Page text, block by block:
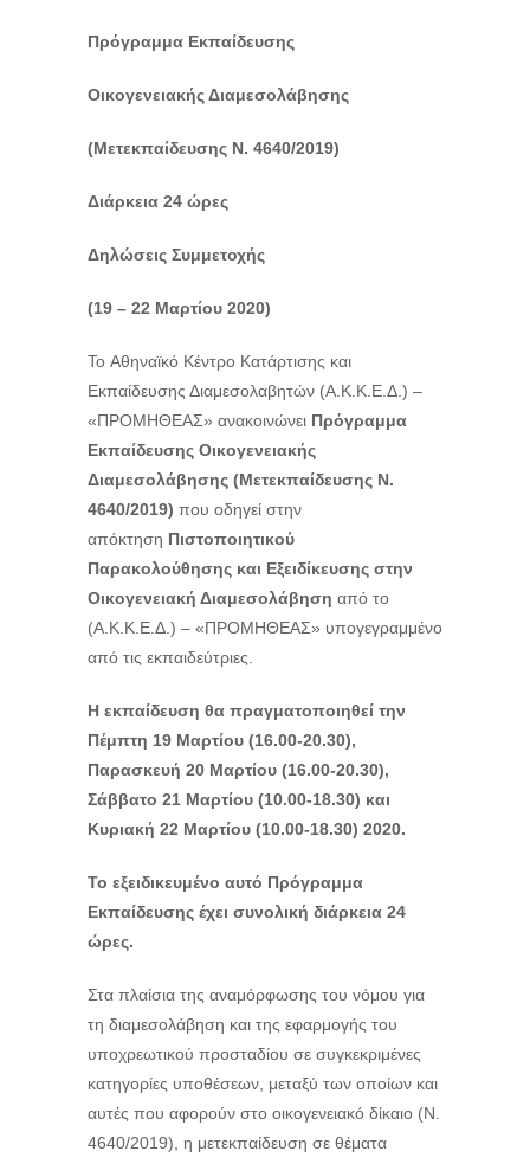
Πρόγραμμα Εκπαίδευσης
Οικογενειακής Διαμεσολάβησης
(Μετεκπαίδευσης Ν. 4640/2019)
Διάρκεια 24 ώρες
Δηλώσεις Συμμετοχής
(19 – 22 Μαρτίου 2020)
To Αθηναϊκό Κέντρο Κατάρτισης και
Εκπαίδευσης Διαμεσολαβητών (Α.Κ.Κ.Ε.Δ.) –
«ΠΡΟΜΗΘΕΑΣ» ανακοινώνει Πρόγραμμα
Εκπαίδευσης Οικογενειακής
Διαμεσολάβησης (Μετεκπαίδευσης N.
4640/2019) που οδηγεί στην
απόκτηση Πιστοποιητικού
Παρακολούθησης και Εξειδίκευσης στην
Οικογενειακή Διαμεσολάβηση από το
(Α.Κ.Κ.Ε.Δ.) – «ΠΡΟΜΗΘΕΑΣ» υπογεγραμμένο
από τις εκπαιδεύτριες.
Η εκπαίδευση θα πραγματοποιηθεί την
Πέμπτη 19 Μαρτίου (16.00-20.30),
Παρασκευή 20 Μαρτίου (16.00-20.30),
Σάββατο 21 Μαρτίου (10.00-18.30) και
Κυριακή 22 Μαρτίου (10.00-18.30) 2020.
Το εξειδικευμένο αυτό Πρόγραμμα
Εκπαίδευσης έχει συνολική διάρκεια 24
ώρες.
Στα πλαίσια της αναμόρφωσης του νόμου για
τη διαμεσολάβηση και της εφαρμογής του
υποχρεωτικού προσταδίου σε συγκεκριμένες
κατηγορίες υποθέσεων, μεταξύ των οποίων και
αυτές που αφορούν στο οικογενειακό δίκαιο (Ν.
4640/2019), η μετεκπαίδευση σε θέματα